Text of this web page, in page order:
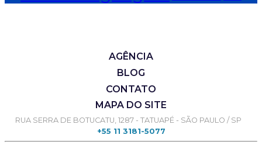
AGÊNCIA
BLOG
CONTATO
MAPA DO SITE
RUA SERRA DE BOTUCATU, 1287 - TATUAPÉ - SÃO PAULO / SP
+55 11 3181-5077